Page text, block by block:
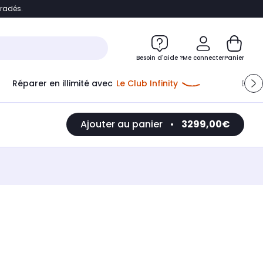
Accéder directement au chatbot
Besoin d'aide ?Me connecterPanier
Réparer en illimité avec Le Club Infinity
Ajouter au panier • 3299,00€